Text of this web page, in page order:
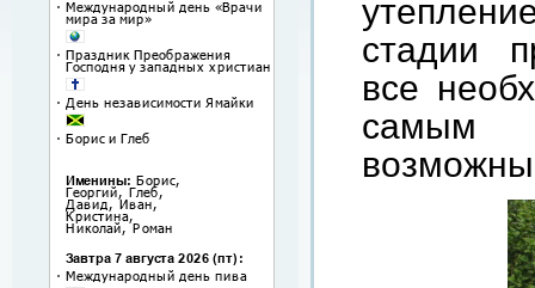
стадии
все
самым